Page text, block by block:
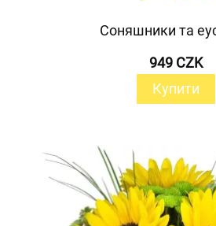
Соняшники та
949 CZK
Купити